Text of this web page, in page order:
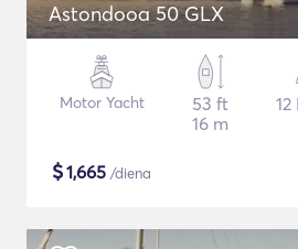
Astondooa 50 GLX
Motor Yacht
53 ft
16 m
$1,665 /diena